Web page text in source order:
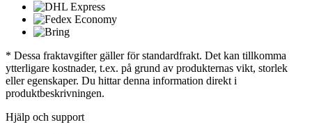
* Dessa fraktavgifter gäller för standardfrakt. Det kan tillkomma
ytterligare kostnader, t.ex. på grund av produkternas vikt, storlek
eller egenskaper. Du hittar denna information direkt i
produktbeskrivningen.
Hjälp och support